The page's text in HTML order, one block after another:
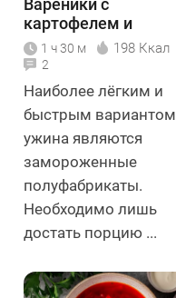
Вареники с
картофелем и
грибами
1 ч 30 м 198 Ккал
2
Наиболее лёгким и
быстрым вариантом
ужина являются
замороженные
полуфабрикаты.
Необходимо лишь
достать порцию ...